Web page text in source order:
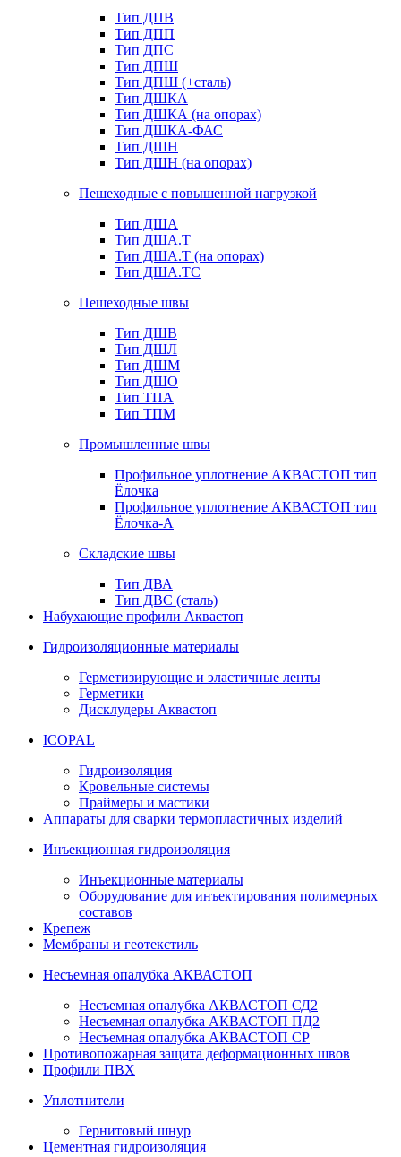
Тип ДПВ
Тип ДПП
Тип ДПС
Тип ДПШ
Тип ДПШ (+сталь)
Тип ДШКА
Тип ДШКА (на опорах)
Тип ДШКА-ФАС
Тип ДШН
Тип ДШН (на опорах)
Пешеходные с повышенной нагрузкой
Тип ДША
Тип ДША.Т
Тип ДША.Т (на опорах)
Тип ДША.ТС
Пешеходные швы
Тип ДШВ
Тип ДШЛ
Тип ДШМ
Тип ДШО
Тип ТПА
Тип ТПМ
Промышленные швы
Профильное уплотнение АКВАСТОП тип
Ёлочка
Профильное уплотнение АКВАСТОП тип
Ёлочка-А
Складские швы
Тип ДВА
Тип ДВС (сталь)
Набухающие профили Аквастоп
Гидроизоляционные материалы
Герметизирующие и эластичные ленты
Герметики
Дисклудеры Аквастоп
ICOPAL
Гидроизоляция
Кровельные системы
Праймеры и мастики
Аппараты для сварки термопластичных изделий
Инъекционная гидроизоляция
Инъекционные материалы
Оборудование для инъектирования полимерных
составов
Крепеж
Мембраны и геотекстиль
Несъемная опалубка АКВАСТОП
Несъемная опалубка АКВАСТОП СД2
Несъемная опалубка АКВАСТОП ПД2
Несъемная опалубка АКВАСТОП СР
Противопожарная защита деформационных швов
Профили ПВХ
Уплотнители
Гернитовый шнур
Цементная гидроизоляция